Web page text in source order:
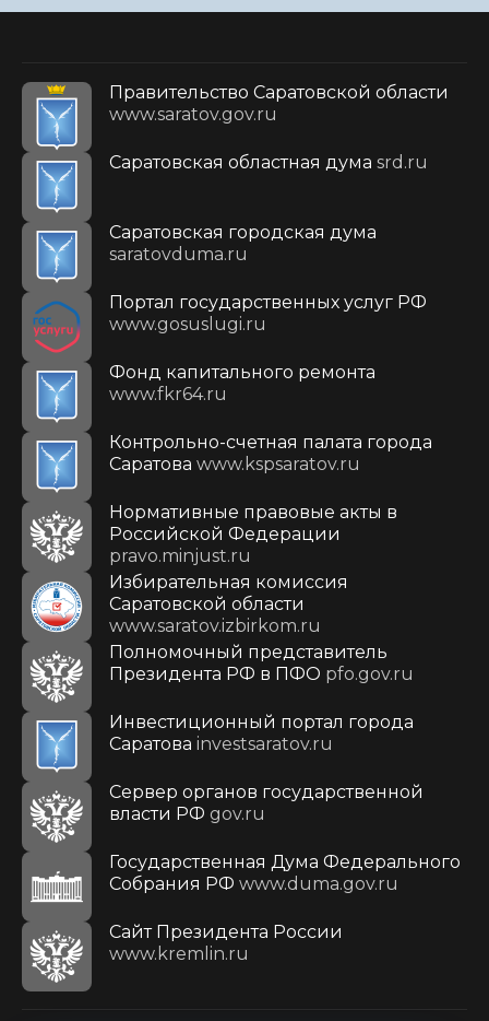
Правительство Саратовской области
www.saratov.gov.ru
Саратовская областная дума srd.ru
Саратовская городская дума
saratovduma.ru
Портал государственных услуг РФ
www.gosuslugi.ru
Фонд капитального ремонта
www.fkr64.ru
Контрольно-счетная палата города
Саратова www.kspsaratov.ru
Нормативные правовые акты в
Российской Федерации
pravo.minjust.ru
Избирательная комиссия
Саратовской области
www.saratov.izbirkom.ru
Полномочный представитель
Президента РФ в ПФО pfo.gov.ru
Инвестиционный портал города
Саратова investsaratov.ru
Сервер органов государственной
власти РФ gov.ru
Государственная Дума Федерального
Собрания РФ www.duma.gov.ru
Cайт Президента России
www.kremlin.ru